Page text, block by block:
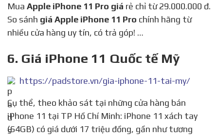
Mua Apple iPhone 11 Pro giá rẻ chỉ từ 29.000.000 đ.
So sánh giá Apple iPhone 11 Pro chính hãng từ
nhiều cửa hàng uy tín, có trả góp! …
6. Giá iPhone 11 Quốc tế Mỹ
https://padstore.vn/gia-iphone-11-tai-my/
Cụ thể, theo khảo sát tại những cửa hàng bán
iPhone 11 tại TP Hồ Chí Minh: iPhone 11 xách tay
(64GB) có giá dưới 17 triệu đồng, gần như tương